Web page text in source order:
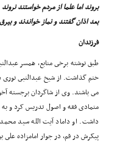
بروند اما علما از مردم خواستند
بعد اذان گفتند و نماز خواندند و
فرزندان
ختم گذاشت. از شیخ عبدالنبى نورى
مى باشند. وى از شاگردان برجسته
متمادى فقه و اصول تدریس کرد و به
داشت. او داماد آیت الله سید
پیکرش در قم، در جوار امامزاده